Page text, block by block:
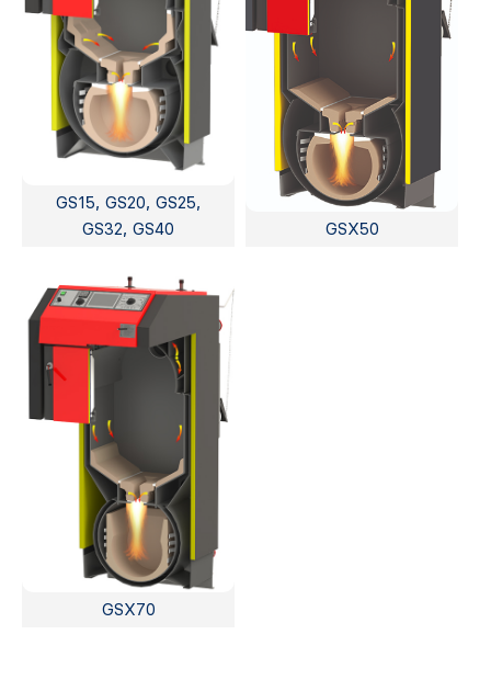
GS15, GS20, GS25,
GS32, GS40
GSX50
GSX70